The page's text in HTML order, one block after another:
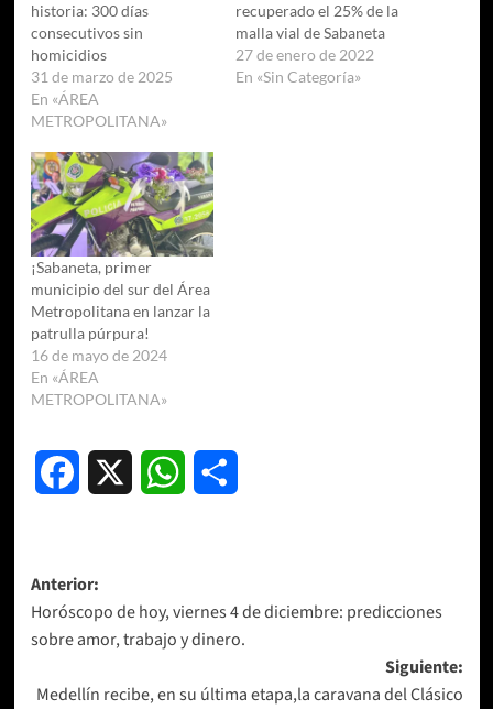
historia: 300 días
consecutivos sin
homicidios
31 de marzo de 2025
En «ÁREA
METROPOLITANA»
recuperado el 25% de la
malla vial de Sabaneta
27 de enero de 2022
En «Sin Categoría»
¡Sabaneta, primer
municipio del sur del Área
Metropolitana en lanzar la
patrulla púrpura!
16 de mayo de 2024
En «ÁREA
METROPOLITANA»
Facebook WhatsApp
Navegación
de
entradas
Anterior:
Horóscopo de hoy, viernes 4 de diciembre: predicciones
sobre amor, trabajo y dinero.
Siguiente:
Medellín recibe, en su última etapa,la caravana del Clásico